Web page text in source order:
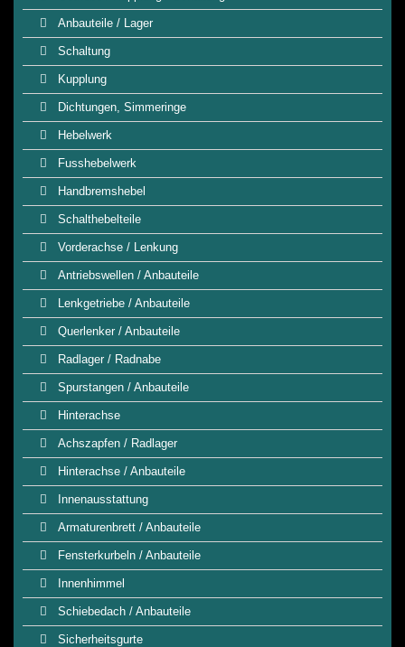
Anbauteile / Lager
Schaltung
Kupplung
Dichtungen, Simmeringe
Hebelwerk
Fusshebelwerk
Handbremshebel
Schalthebelteile
Vorderachse / Lenkung
Antriebswellen / Anbauteile
Lenkgetriebe / Anbauteile
Querlenker / Anbauteile
Radlager / Radnabe
Spurstangen / Anbauteile
Hinterachse
Achszapfen / Radlager
Hinterachse / Anbauteile
Innenausstattung
Armaturenbrett / Anbauteile
Fensterkurbeln / Anbauteile
Innenhimmel
Schiebedach / Anbauteile
Sicherheitsgurte